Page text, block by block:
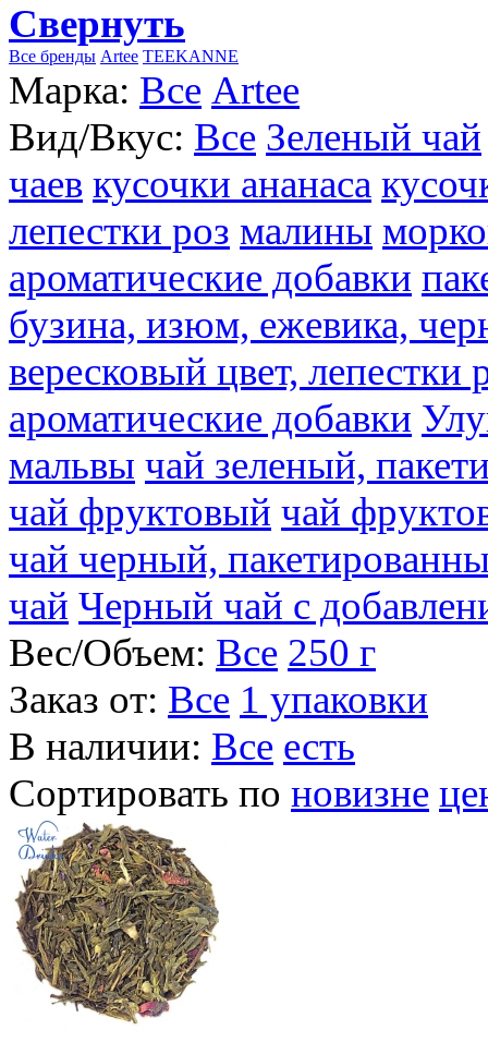
Свернуть
Все бренды Artee TEEKANNE
Марка: Все Artee
Вид/Вкус: Все Зеленый чай
чаев кусочки ананаса
лепестки роз малины
ароматические добавки
бузина, изюм, ежевика,
вересковый цвет, лепестки
ароматические добавки
мальвы чай зеленый,
чай фруктовый чай
чай черный,
чай Черный чай с
Вес/Объем: Все 250 г
Заказ от: Все 1 упаковки
В наличии: Все есть
Сортировать по новизне